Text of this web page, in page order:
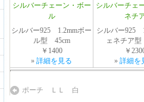
シルバーチェーン・ボー
ル
シルバー925 1.2mmボー
ル型 45cm
￥1400
» 詳細を見る
シルバーチェ
ネチ
シルバー925
ェネチア
￥
» 詳細を
ポーチ ＬＬ 白